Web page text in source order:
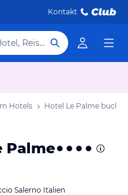
Kontakt
Hotel, Reiseziel
Hotels Hotel Le Palme buchen
Palme
Salerno Italien